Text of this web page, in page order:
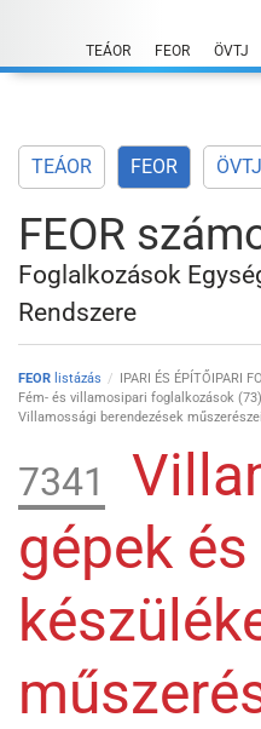
content
TEÁOR FEOR ÖVTJ
TEÁOR FEOR ÖVTJ
FEOR
Foglalkozások
Rendszere
FEOR listázás
IPARI ÉS ÉPÍTŐIPARI
Fém- és villamosipari foglalkozások (73)
Villamossági berendezések
7341
gépek és